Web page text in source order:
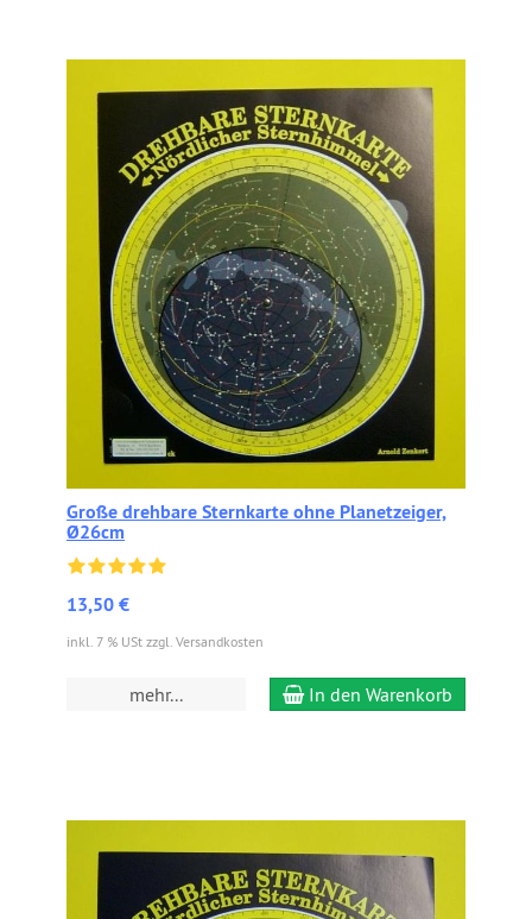
Große drehbare Sternkarte ohne Planetzeiger,
Ø26cm
13,50 €
inkl. 7 % USt zzgl. Versandkosten
mehr... In den Warenkorb